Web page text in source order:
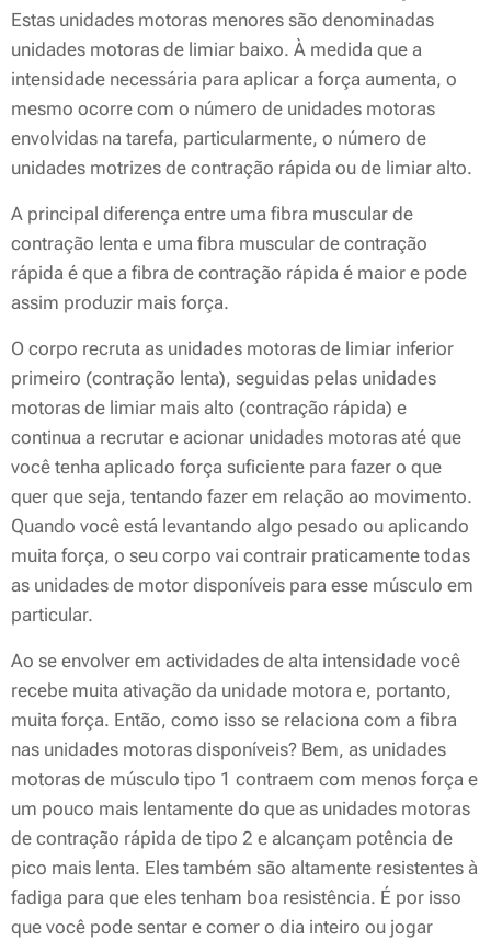
Estas unidades motoras menores são denominadas
unidades motoras de limiar baixo. À medida que a
intensidade necessária para aplicar a força aumenta, o
mesmo ocorre com o número de unidades motoras
envolvidas na tarefa, particularmente, o número de
unidades motrizes de contração rápida ou de limiar alto.
A principal diferença entre uma fibra muscular de
contração lenta e uma fibra muscular de contração
rápida é que a fibra de contração rápida é maior e pode
assim produzir mais força.
O corpo recruta as unidades motoras de limiar inferior
primeiro (contração lenta), seguidas pelas unidades
motoras de limiar mais alto (contração rápida) e
continua a recrutar e acionar unidades motoras até que
você tenha aplicado força suficiente para fazer o que
quer que seja, tentando fazer em relação ao movimento.
Quando você está levantando algo pesado ou aplicando
muita força, o seu corpo vai contrair praticamente todas
as unidades de motor disponíveis para esse músculo em
particular.
Ao se envolver em actividades de alta intensidade você
recebe muita ativação da unidade motora e, portanto,
muita força. Então, como isso se relaciona com a fibra
nas unidades motoras disponíveis? Bem, as unidades
motoras de músculo tipo 1 contraem com menos força e
um pouco mais lentamente do que as unidades motoras
de contração rápida de tipo 2 e alcançam potência de
pico mais lenta. Eles também são altamente resistentes à
fadiga para que eles tenham boa resistência. É por isso
que você pode sentar e comer o dia inteiro ou jogar